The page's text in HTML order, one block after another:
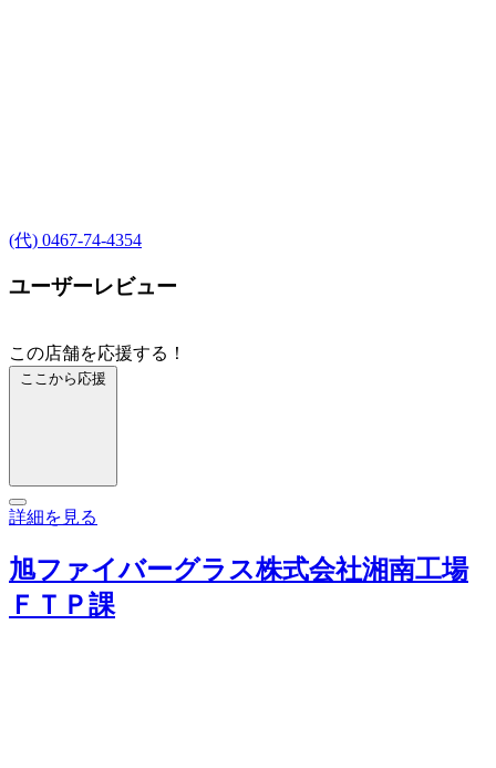
(代) 0467-74-4354
ユーザーレビュー
この店舗を応援する！
ここから応援
詳細を見る
旭ファイバーグラス株式会社湘南工場
ＦＴＰ課